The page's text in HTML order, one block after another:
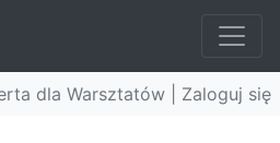
dla Warsztatów | Zaloguj się